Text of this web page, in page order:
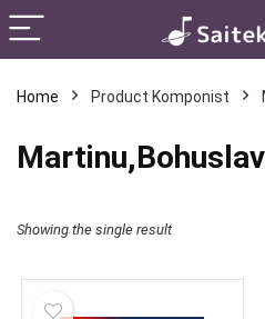
Home Product Komponist
Martinu,Bohuslav
Showing the single result